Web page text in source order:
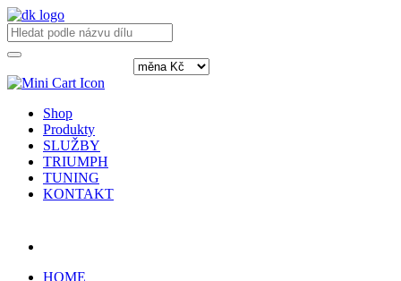
Shop
Produkty
SLUŽBY
TRIUMPH
TUNING
KONTAKT
HOME